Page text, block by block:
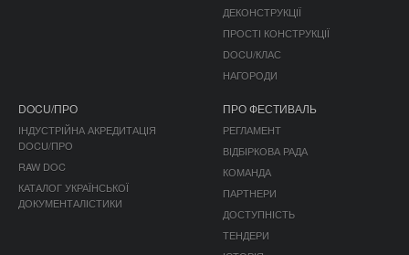
ДЕКОНСТРУКЦІЇ
ПРОСТІ КОНСТРУКЦІЇ
DOCU/КЛАС
НАГОРОДИ
DOCU/ПРО
ІНДУСТРІЙНА АКРЕДИТАЦІЯ
DOCU/ПРО
RAW DOC
КАТАЛОГ УКРАЇНСЬКОЇ
ДОКУМЕНТАЛІСТИКИ
ПРО ФЕСТИВАЛЬ
РЕГЛАМЕНТ
ВІДБІРКОВА РАДА
КОМАНДА
ПАРТНЕРИ
ДОСТУПНІСТЬ
ТЕНДЕРИ